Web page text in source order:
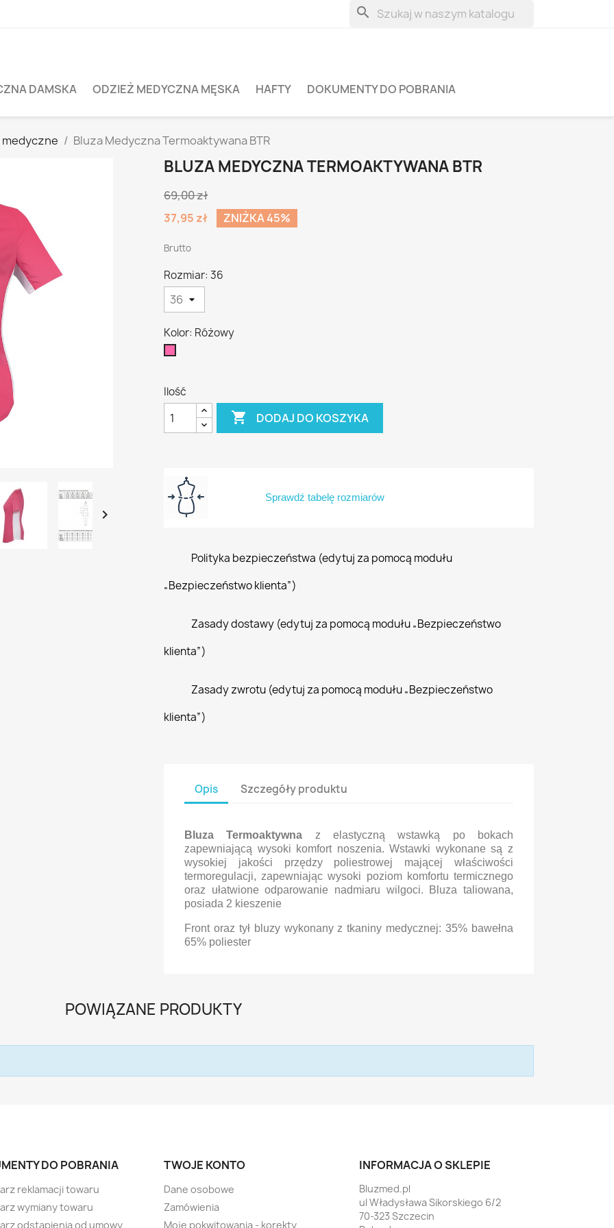
search
DAMSKA ODZIEŻ MEDYCZNA MĘSKA HAFTY DOKUMENTY DO POBRANIA
Bluza Medyczna Termoaktywana BTR

BLUZA MEDYCZNA TERMOAKTYWANA BTR
69,00 zł
37,95 zł
ZNIŻKA 45%
Brutto
Rozmiar: 36
Kolor: Różowy
Ilość
 DODAJ DO KOSZYKA
Sprawdź tabelę rozmiarów
Polityka bezpieczeństwa (edytuj za pomocą modułu
„Bezpieczeństwo klienta”)
Zasady dostawy (edytuj za pomocą modułu „Bezpieczeństwo
klienta”)
Zasady zwrotu (edytuj za pomocą modułu „Bezpieczeństwo
klienta”)
Opis Szczegóły produktu
Bluza Termoaktywna z elastyczną wstawką po bokach
zapewniającą wysoki komfort noszenia. Wstawki wykonane są z
wysokiej jakości przędzy poliestrowej mającej właściwości
termoregulacji, zapewniając wysoki poziom komfortu termicznego
oraz ułatwione odparowanie nadmiaru wilgoci. Bluza taliowana,
posiada 2 kieszenie
Front oraz tył bluzy wykonany z tkaniny medycznej: 35% bawełna
65% poliester
POWIĄZANE PRODUKTY
DO POBRANIA
reklamacji towaru
wymiany towaru
odstąpienia od umowy
TWOJE KONTO
Dane osobowe
Zamówienia
Moje pokwitowania - korekty
INFORMACJA O SKLEPIE
Bluzmed.pl
ul Władysława Sikorskiego 6/2
70-323 Szczecin